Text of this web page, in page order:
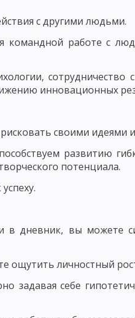
УЧЕБНОГО
СИСТЕМЫ И.Ф.
И ПЕДАГОГИКА
И ИХ КЛАССИФИКАЦИЯ
ДИДАКТИЧЕСКОГО ПРОЦЕССА
с другими людьми.
командной работе с
инновационных
своими идеями
развитию
потенциала.
в дневник, вы можете
ощутить личностный
задавая себе